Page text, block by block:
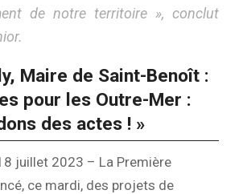
de notre territoire », conclut
Maire de Saint-Benoît :
pour les Outre-Mer :
des actes ! »
juillet 2023 – La Première
ce mardi, des projets de